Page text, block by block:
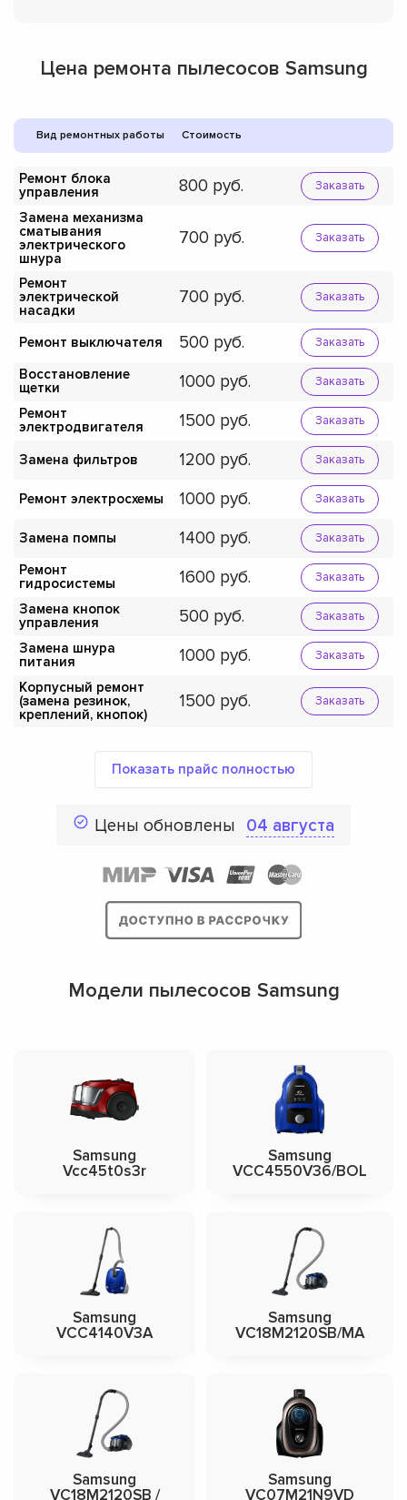
Цена ремонта пылесосов Samsung
Вид ремонтных работы Стоимость
Ремонт блока
управления
800 Заказать
Замена механизма
сматывания
электрического
шнура
700 Заказать
Ремонт
электрической
насадки
700 Заказать
Ремонт выключателя 500 Заказать
Восстановление
щетки
1000 Заказать
Ремонт
электродвигателя
1500 Заказать
Замена фильтров 1200 Заказать
Ремонт электросхемы 1000 Заказать
Замена помпы 1400 Заказать
Ремонт
гидросистемы
1600 Заказать
Замена кнопок
управления
500 Заказать
Замена шнура
питания
1000 Заказать
Корпусный ремонт
(замена резинок,
креплений, кнопок)
1500 Заказать
Показать прайс полностью
Цены обновлены 04 августа
Модели пылесосов Samsung
Samsung
Vcc45t0s3r
Samsung
VCC4550V36/BOL
Samsung
VCC4140V3A
Samsung
VC18M2120SB/MA
Samsung
VC18M2120SB /
Samsung
VC07M21N9VD